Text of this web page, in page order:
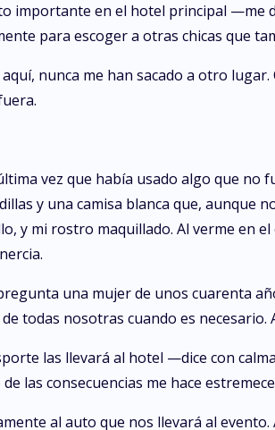
importante en el hotel principal —me
para escoger a otras chicas que
nunca me han sacado a otro
vez que había usado algo que no
y una camisa blanca que, aunque
y mi rostro maquillado. Al verme en
una mujer de unos cuarenta
todas nosotras cuando es
las llevará al hotel —dice con
las consecuencias me hace
al auto que nos llevará al